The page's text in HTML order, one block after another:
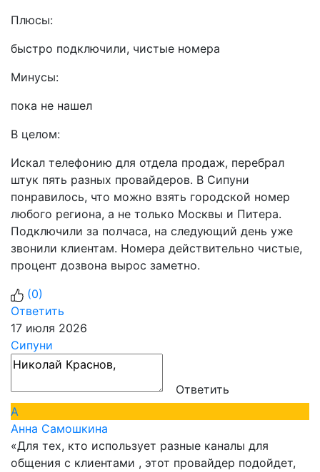
Плюсы:
быстро подключили, чистые номера
Минусы:
пока не нашел
В целом:
Искал телефонию для отдела продаж, перебрал
штук пять разных провайдеров. В Сипуни
понравилось, что можно взять городской номер
любого региона, а не только Москвы и Питера.
Подключили за полчаса, на следующий день уже
звонили клиентам. Номера действительно чистые,
процент дозвона вырос заметно.
(0)
Ответить
17 июля 2026
Сипуни
Ответить
А
Анна Самошкина
«Для тех, кто использует разные каналы для
общения с клиентами , этот провайдер подойдет,